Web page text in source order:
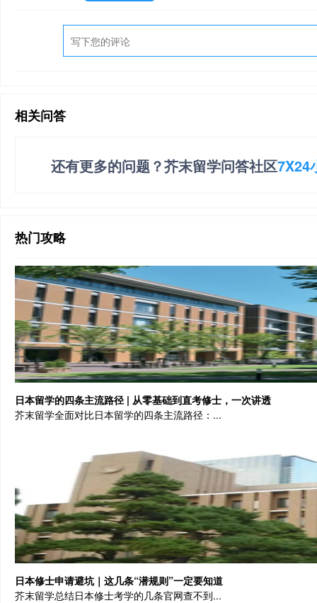
相关问答
还有更多的问题？芥末留学问答社区7X24
热门攻略
日本留学的四条主流路径 | 从零基础到直考修士，一次讲透
芥末留学全面对比日本留学的四条主流路径：...
日本修士申请避坑｜这几条“潜规则”一定要知道
芥末留学总结日本修士考学的几条官网查不到...